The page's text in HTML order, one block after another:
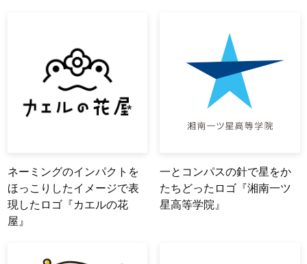
ネーミングのインパクトを
ほっこりしたイメージで表
現したロゴ『カエルの花
屋』
一とコンパスの針で星をか
たちどったロゴ『湘南一ツ
星高等学院』